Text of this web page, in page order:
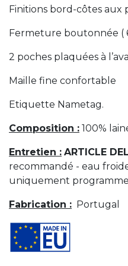
Finitions bord-côtes aux
Fermeture boutonnée (
2 poches plaquées à
Maille fine confortable
Etiquette Nametag.
Composition : 100%
Entretien : ARTICLE
recommandé - eau
uniquement
Fabrication : Portugal